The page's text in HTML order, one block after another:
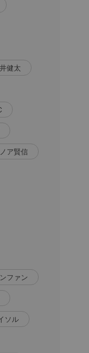
健太
ア賢信
ファン
ソル